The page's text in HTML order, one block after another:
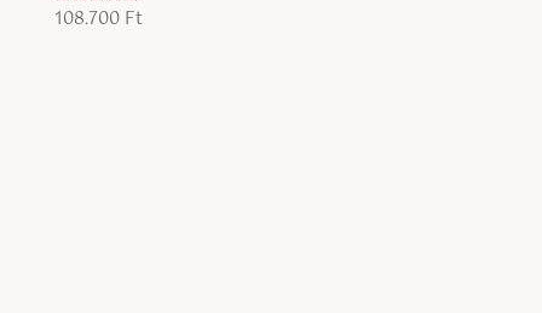
Értékelés:
108.700 Ft